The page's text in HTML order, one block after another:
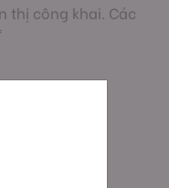
thị công khai. Các